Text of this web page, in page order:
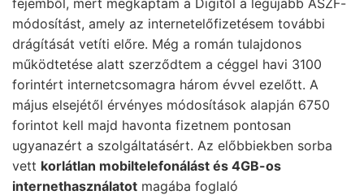
módosítást, amely az internetelőfizetésem további
drágítását vetíti előre. Még a román tulajdonos
működtetése alatt szerződtem a céggel havi 3100
forintért internetcsomagra három évvel ezelőtt. A
május elsejétől érvényes módosítások alapján 6750
forintot kell majd havonta fizetnem pontosan
ugyanazért a szolgáltatásért. Az előbbiekben sorba
vett korlátlan mobiltelefonálást és 4GB-os
internethasználatot magába foglaló